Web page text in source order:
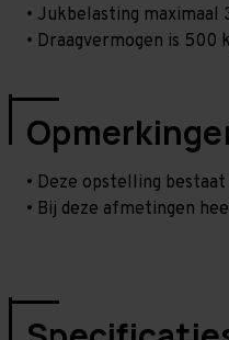
• Jukbelasting
• Draagvermogen is
• Deze opstelling
• Bij deze afmetingen